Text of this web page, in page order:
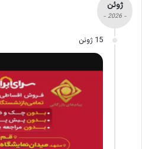
ژوئن
- 2026 -
15 ژوئن